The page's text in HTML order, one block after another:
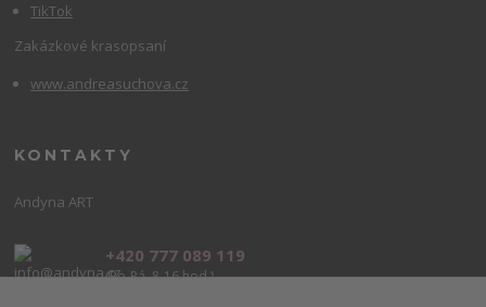
TikTok
Zakázkové krasopsaní
www.andreasuchova.cz
KONTAKTY
Andyna ART
+420 777 089 119
(Po-Pá, 8-16 hod.)